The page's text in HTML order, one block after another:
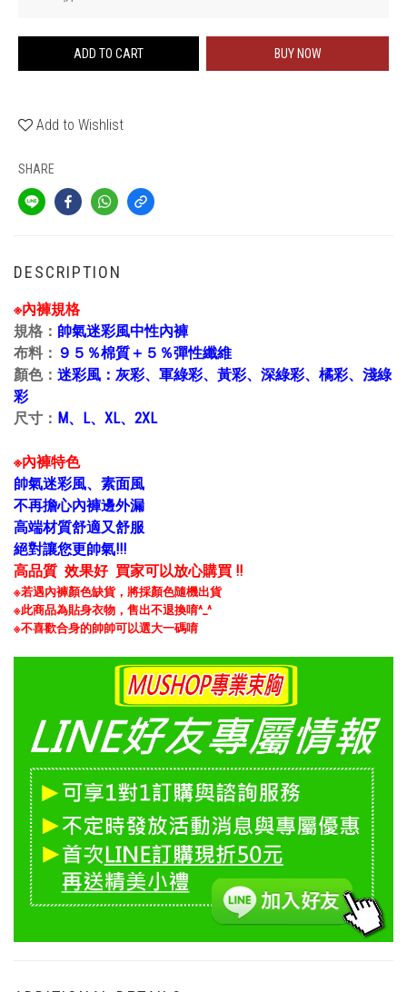
ADD TO CART BUY NOW
Add to Wishlist
SHARE
DESCRIPTION
※內褲規格
規格： 帥氣迷彩風中性內褲
布料： ９５％棉質＋５％彈性纖維
顏色： 迷彩風：灰彩、軍綠彩、黃彩、深綠彩、橘彩、淺綠
彩
尺寸： M、L、XL、2XL
※內褲特色
帥氣迷彩風、素面風
不再擔心內褲邊外漏
高端材質舒適又舒服
絕對讓您更帥氣!!!
高品質 效果好 買家可以放心購買 !!
※若遇內褲顏色缺貨， 將採顏色隨機出貨
※此商品為貼身衣物，售出不退換唷^_^
※不喜歡合身的帥帥可以選大一碼唷